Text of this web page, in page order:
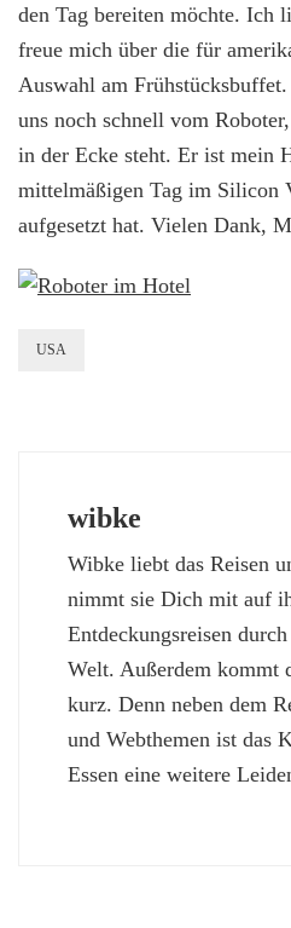
den Tag bereiten möchte. Ich
freue mich über die für
Auswahl am
uns noch schnell vom
in der Ecke steht. Er ist mein
mittelmäßigen Tag im Silicon
aufgesetzt hat. Vielen Dank,
USA
wibke
Wibke liebt das Reisen
nimmt sie Dich mit auf
Entdeckungsreisen
Welt. Außerdem kommt
kurz. Denn neben dem
und Webthemen ist das
Essen eine weitere